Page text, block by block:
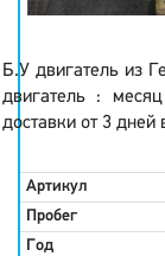
Б.У двигатель из
двигатель :
доставки от 3 дней
Артикул
Пробег
Год